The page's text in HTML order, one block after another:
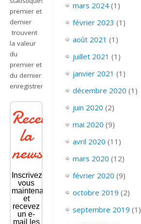
premier et
dernier
trouvent
la valeur
du
premier et
du dernier
enregistrement.
Recevoir
la
newsletter
Inscrivez-
vous
maintenant
et
recevez
un e-
mail les
mars 2024(1)
février 2023 (1)
août 2021 (1)
juillet 2021 (1)
janvier 2021 (1)
décembre 2020 (1)
juin 2020 (2)
mai 2020 (9)
avril 2020 (11)
mars 2020 (12)
février 2020 (9)
octobre 2019 (2)
septembre 2019 (1)